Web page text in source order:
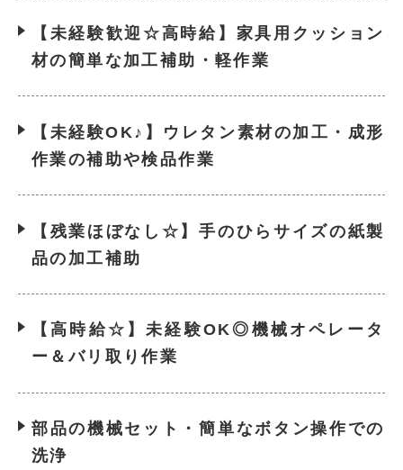
【未経験歓迎☆高時給】家具用クッション
材の簡単な加工補助・軽作業
【未経験OK♪】ウレタン素材の加工・成形
作業の補助や検品作業
【残業ほぼなし☆】手のひらサイズの紙製
品の加工補助
【高時給☆】未経験OK◎機械オペレータ
ー＆バリ取り作業
部品の機械セット・簡単なボタン操作での
洗浄